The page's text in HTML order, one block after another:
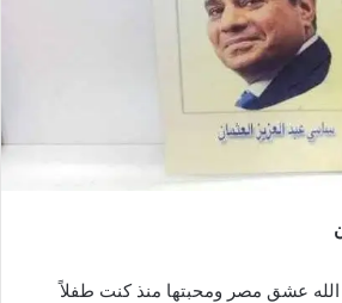
عشق مصر ومحبتها منذ كنت طفلاً